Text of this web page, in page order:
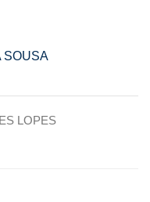
SOUSA
LOPES